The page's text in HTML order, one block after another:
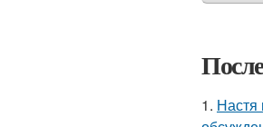
1. Настя